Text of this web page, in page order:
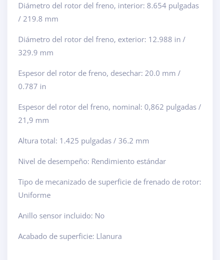
Diámetro del rotor del freno, interior: 8.654 pulgadas
/ 219.8 mm
Diámetro del rotor del freno, exterior: 12.988 in /
329.9 mm
Espesor del rotor de freno, desechar: 20.0 mm /
0.787 in
Espesor del rotor del freno, nominal: 0,862 pulgadas /
21,9 mm
Altura total: 1.425 pulgadas / 36.2 mm
Nivel de desempeño: Rendimiento estándar
Tipo de mecanizado de superficie de frenado de rotor:
Uniforme
Anillo sensor incluido: No
Acabado de superficie: Llanura